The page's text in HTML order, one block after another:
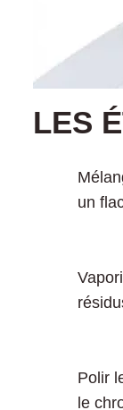
LES
un
Polir
le